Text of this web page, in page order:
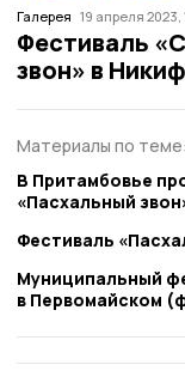
Галерея 19 апреля 2023,
Фестиваль
звон» в
Материалы по теме:
В Притамбовье
«Пасхальный
Фестиваль
Муниципальный
в Первомайском